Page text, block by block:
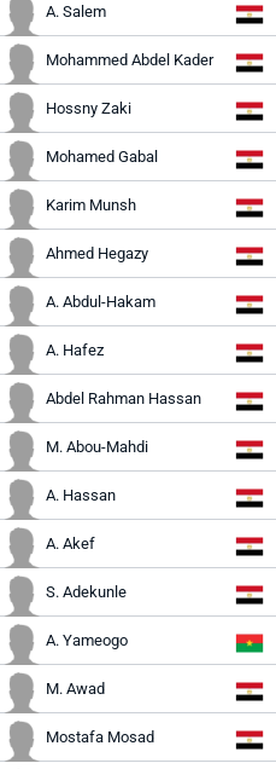
A. Salem
Mohammed Abdel Kader
Hossny Zaki
Mohamed Gabal
Karim Munsh
Ahmed Hegazy
A. Abdul-Hakam
A. Hafez
Abdel Rahman Hassan
M. Abou-Mahdi
A. Hassan
A. Akef
S. Adekunle
A. Yameogo
M. Awad
Mostafa Mosad